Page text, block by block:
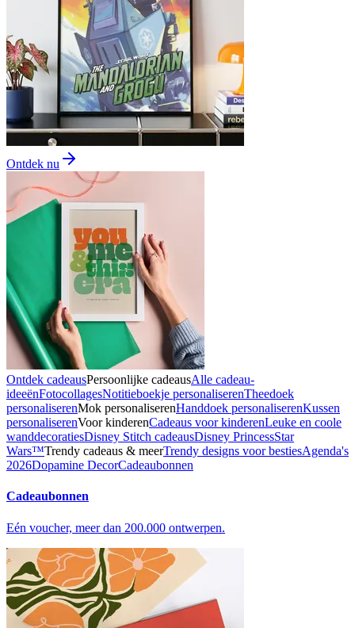
Ontdek nu
Ontdek cadeausPersoonlijke cadeausAlle cadeau-
ideeënFotocollagesNotitieboekje personaliserenTheedoek
personaliserenMok personaliserenHanddoek personaliserenKussen
personaliserenVoor kinderenCadeaus voor kinderenLeuke en coole
wanddecoratiesDisney Stitch cadeausDisney PrincessStar
Wars™Trendy cadeaus & meerTrendy designs voor bestiesAgenda's
2026Dopamine DecorCadeaubonnen
Cadeaubonnen
Eén voucher, meer dan 200.000 ontwerpen.